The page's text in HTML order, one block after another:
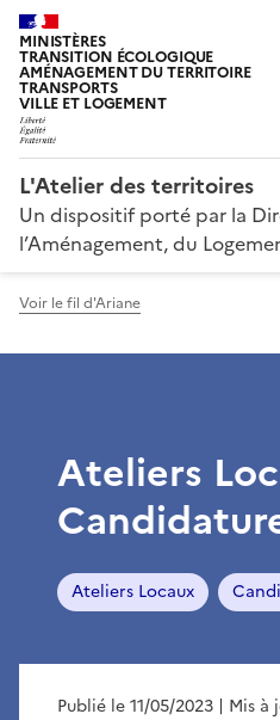
MINISTÈRES
TRANSITION ÉCOLOGIQUE
AMÉNAGEMENT DU TERRITOIRE
TRANSPORTS
VILLE ET LOGEMENT
L'Atelier des territoires
Un dispositif porté par la
l’Aménagement, du
Voir le fil d'Ariane
Ateliers
Ateliers Locaux
Publié le 11/05/2023 | Mis à